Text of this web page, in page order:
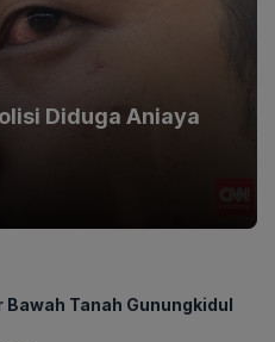
Diduga Aniaya
Bawah Tanah Gunungkidul